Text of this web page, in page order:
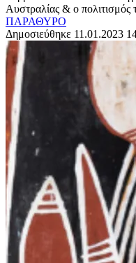
Αυστραλίας & ο
ΠΑΡΑΘΥΡΟ
Δημοσιεύθηκε 11.01.2023